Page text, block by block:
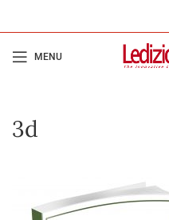
MENU
3d